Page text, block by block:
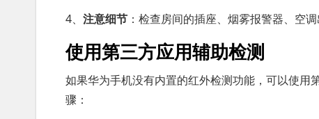
4、 注意细节 ：检查房间的插座、烟雾报警器、空
使用第三方应用辅助检测
如果华为手机没有内置的红外检测功能，可以使
骤：